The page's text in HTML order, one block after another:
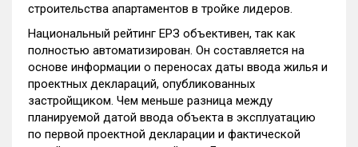
строительства апартаментов в тройке лидеров.
Национальный рейтинг ЕРЗ объективен, так как
полностью автоматизирован. Он составляется на
основе информации о переносах даты ввода жилья и
проектных деклараций, опубликованных
застройщиком. Чем меньше разница между
планируемой датой ввода объекта в эксплуатацию
по первой проектной декларации и фактической